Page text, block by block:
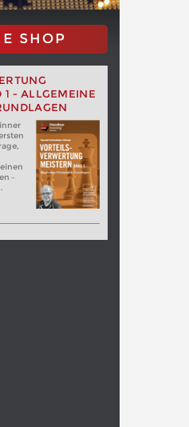
SHOP
1 - ALLGEMEINE
–